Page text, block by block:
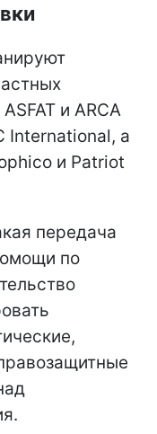
и ARCA
International, а
и Patriot
передача
по